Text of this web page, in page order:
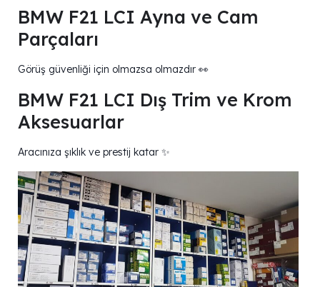
BMW F21 LCI Ayna ve Cam
Parçaları
Görüş güvenliği için olmazsa olmazdır 👀
BMW F21 LCI Dış Trim ve Krom
Aksesuarlar
Aracınıza şıklık ve prestij katar ✨